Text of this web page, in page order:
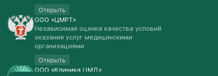
Открыть
ООО «ЦМРТ»
Независимая оценка качества условий
оказания услуг медицинскими
организациями
Открыть
ООО «Клиника ЦМД»